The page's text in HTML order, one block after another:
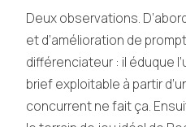
Deux observations.
et d’amélioration de
différenciateur : il éduque
brief exploitable à partir
concurrent ne fait ça.